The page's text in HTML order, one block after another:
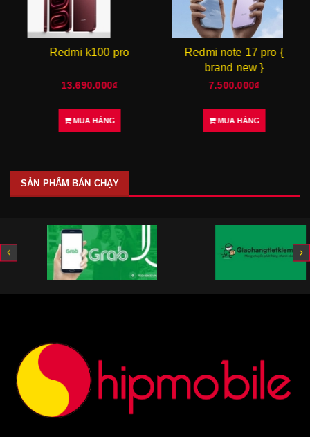
Redmi k100 pro
13.690.000₫
MUA HÀNG
Redmi note 17 pro {
brand new }
7.500.000₫
MUA HÀNG
SẢN PHẨM BÁN CHẠY